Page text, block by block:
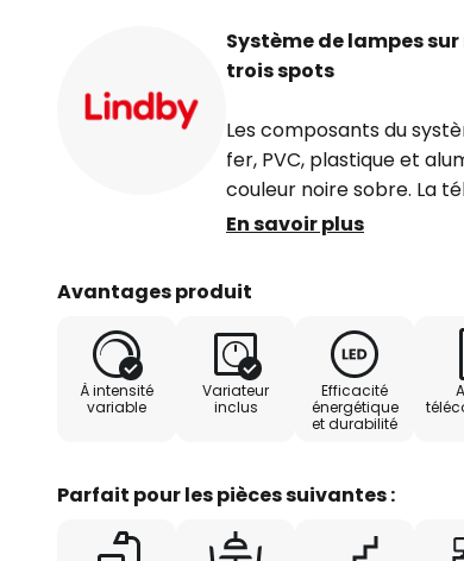
Système de lampes
trois spots
Les composants du
fer, PVC, plastique et
couleur noire sobre. La
l'intensité des trois
ainsi être adaptées
Composants inclus :
- 1 x driver LED
- 1 x télécommande
- 1 x rail électrique
En savoir plus
Avantages produit
À intensité
variable
Variateur
inclus
Efficacité
énergétique
et durabilité
Parfait pour les pièces suivantes :